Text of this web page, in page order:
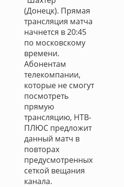
(Донецк). Прямая
трансляция матча
начнется в 20:45
по московскому
времени.
Абонентам
телекомпании,
которые не смогут
посмотреть
прямую
трансляцию, НТВ-
ПЛЮС предложит
данный матч в
повторах
предусмотренных
сеткой вещания
канала.